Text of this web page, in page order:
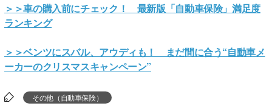
＞＞車の購入前にチェック！ 最新版「自動車保険」満足度
ランキング
＞＞ベンツにスバル、アウディも！ まだ間に合う“自動車メ
ーカーのクリスマスキャンペーン”
その他（自動車保険）